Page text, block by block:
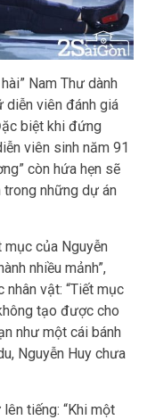
Nam Thư dành
diễn viên đánh giá
biệt khi đứng
viên sinh năm 91
còn hứa hẹn sẽ
trong những dự án
của Nguyễn
nhiều mảnh”,
vật: “Tiết mục
tạo được cho
như một cái bánh
Nguyễn Huy chưa
tiếng: “Khi một